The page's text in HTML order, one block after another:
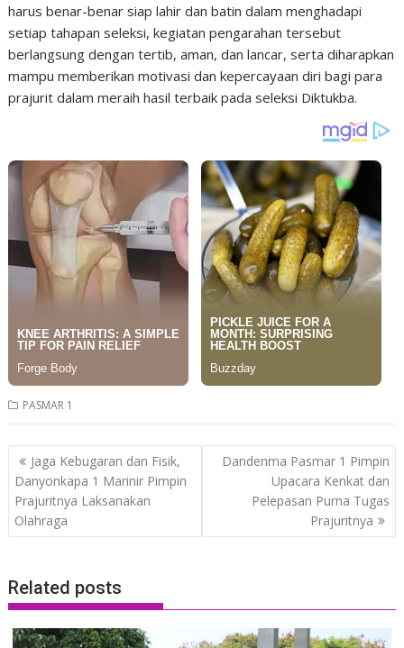
harus benar-benar siap lahir dan batin dalam menghadapi
setiap tahapan seleksi, kegiatan pengarahan tersebut
berlangsung dengan tertib, aman, dan lancar, serta diharapkan
mampu memberikan motivasi dan kepercayaan diri bagi para
prajurit dalam meraih hasil terbaik pada seleksi Diktukba.
PASMAR 1
Post
navigation
Jaga Kebugaran dan Fisik,
Danyonkapa 1 Marinir Pimpin
Prajuritnya Laksanakan
Olahraga
Dandenma Pasmar 1 Pimpin
Upacara Kenkat dan
Pelepasan Purna Tugas
Prajuritnya
Related posts